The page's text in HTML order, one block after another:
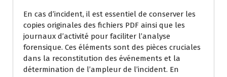
En cas d’incident, il est essentiel de conserver les
copies originales des fichiers PDF ainsi que les
journaux d’activité pour faciliter l’analyse
forensique. Ces éléments sont des pièces cruciales
dans la reconstitution des événements et la
détermination de l’ampleur de l’incident. En